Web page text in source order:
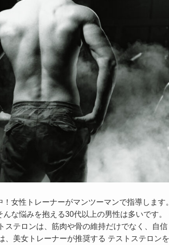
女性トレーナーがマンツーマンで指導します
な悩みを抱える30代以上の男性は多いです。
ステロンは、筋肉や骨の維持だけでなく、自
、美女トレーナーが推奨する テストステロン